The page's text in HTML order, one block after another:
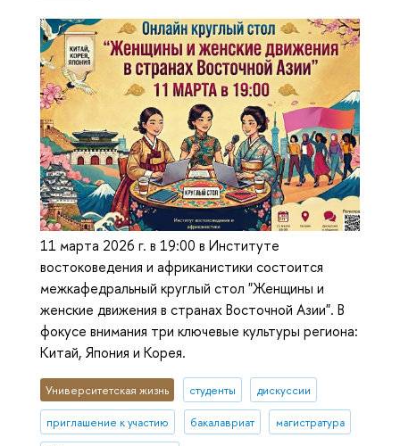
11 марта 2026 г. в 19:00 в Институте
востоковедения и африканистики состоится
межкафедральный круглый стол "Женщины и
женские движения в странах Восточной Азии". В
фокусе внимания три ключевые культуры региона:
Китай, Япония и Корея.
Университетская жизнь студенты дискуссии
приглашение к участию бакалавриат магистратура